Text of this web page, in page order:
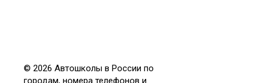
© 2026 Автошколы в России по
городам, номера телефонов и